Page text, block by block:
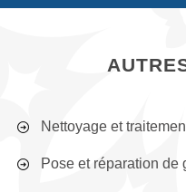
Nettoyage et
Pose et réparation de